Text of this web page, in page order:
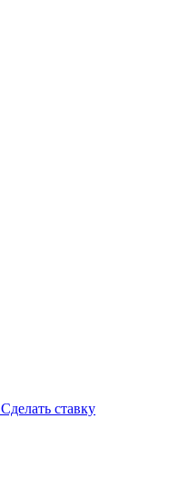
Сделать ставку